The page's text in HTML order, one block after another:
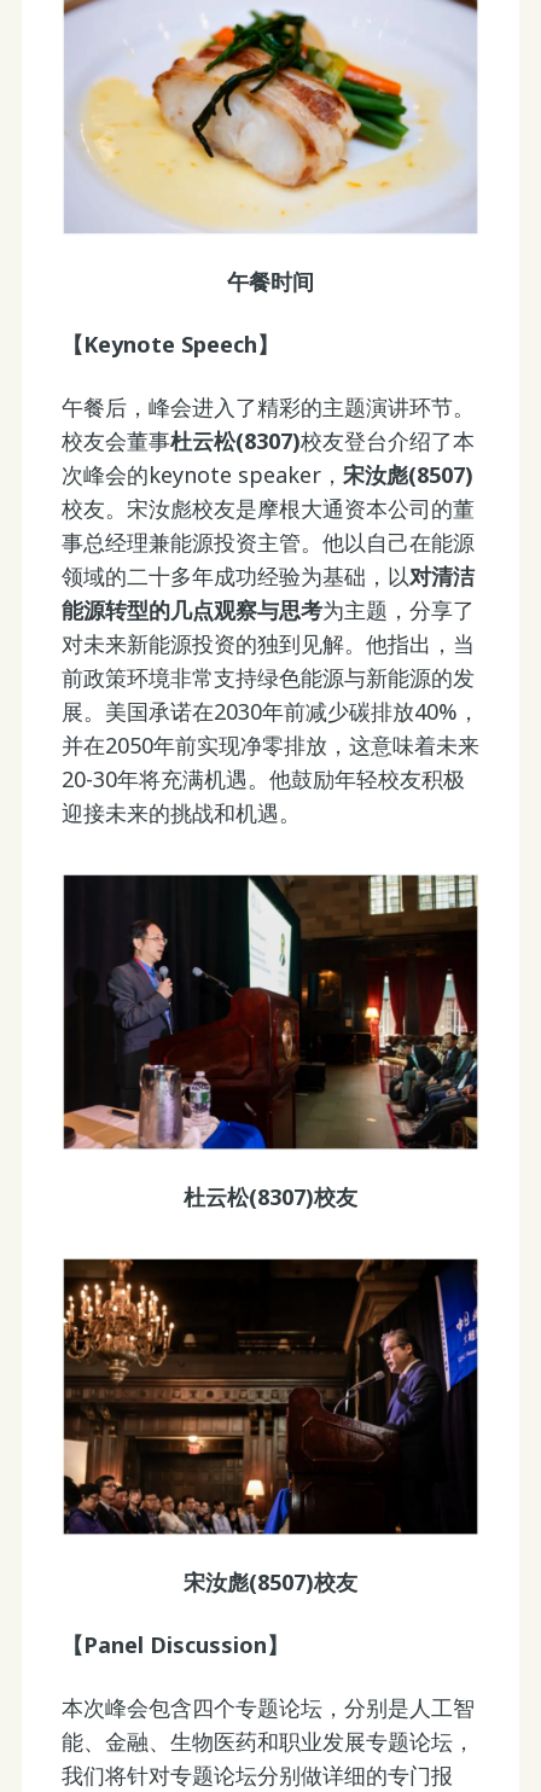
午餐时间
【Keynote Speech】
午餐后，峰会进入了精彩的主题演讲环节。
校友会董事杜云松(8307)校友登台介绍了本
次峰会的keynote speaker， 宋汝彪(8507)
校友。宋汝彪校友是摩根大通资本公司的董
事总经理兼能源投资主管。他以自己在能源
领域的二十多年成功经验为基础，以对清洁
能源转型的几点观察与思考为主题，分享了
对未来新能源投资的独到见解。他指出，当
前政策环境非常支持绿色能源与新能源的发
展。美国承诺在2030年前减少碳排放40%，
并在2050年前实现净零排放，这意味着未来
20-30年将充满机遇。他鼓励年轻校友积极
迎接未来的挑战和机遇。
杜云松(8307)校友
宋汝彪(8507)校友
【Panel Discussion】
本次峰会包含四个专题论坛，分别是人工智
能、金融、生物医药和职业发展专题论坛，
我们将针对专题论坛分别做详细的专门报